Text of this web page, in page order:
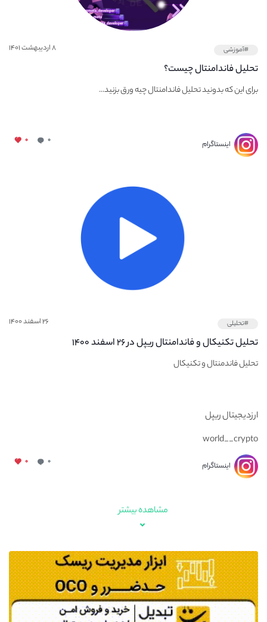
#آموزشی ۸ اردیبهشت ۱۴۰۱
تحلیل فاندامنتال چیست؟
برای این که بدونید تحلیل فاندامنتال چیه ورق بزنید...
اینستاگرام ۰ ۰
#تحلیلی ۲۶ اسفند ۱۴۰۰
تحلیل تکنیکال و فاندامنتال ریپل در ۲۶ اسفند ۱۴۰۰
تحلیل فاندمنتال و تکنیکال
ارزدیجیتال ریپل
world__crypto
اینستاگرام ۰ ۰
مشاهده بیشتر